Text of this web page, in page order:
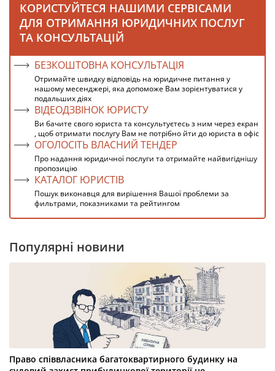
КОРИСТУЙТЕСЯ НАШИМИ СЕРВІСАМИ
ДЛЯ ОТРИМАННЯ ЮРИДИЧНИХ ПОСЛУГ
ТА КОНСУЛЬТАЦІЙ
БЕЗКОШТОВНА КОНСУЛЬТАЦІЯ
Отримайте швидку відповідь на юридичне питання у
нашому месенджері, яка допоможе Вам зорієнтуватися у
подальших діях
ВІДЕОДЗВІНОК ЮРИСТУ
Ви бачите свого юриста та консультуєтесь з ним через екран
, щоб отримати послугу Вам не потрібно йти до юриста в офіс
ОГОЛОСІТЬ ВЛАСНИЙ ТЕНДЕР
Про надання юридичної послуги та отримайте найвигіднішу
пропозицію
КАТАЛОГ ЮРИСТІВ
Пошук виконавця для вирішення Вашої проблеми за
фильтрами, показниками та рейтингом
Популярні новини
Право співвласника багатоквартирного будинку на